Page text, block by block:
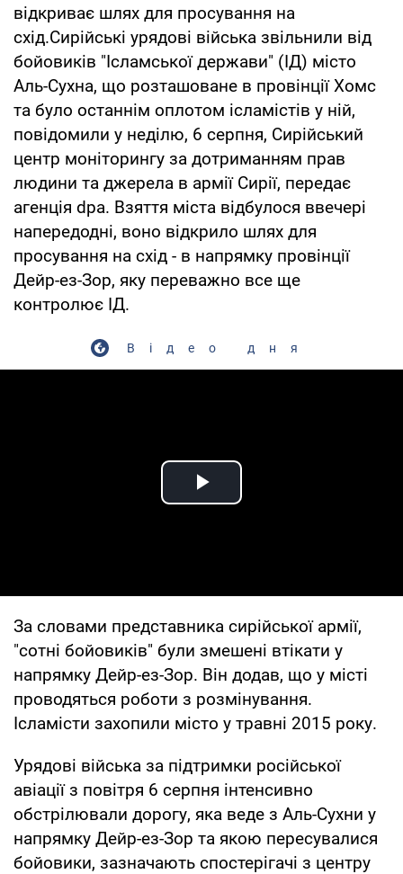
відкриває шлях для просування на
схід.Сирійські урядові війська звільнили від
бойовиків "Ісламської держави" (ІД) місто
Аль-Сухна, що розташоване в провінції Хомс
та було останнім оплотом ісламістів у ній,
повідомили у неділю, 6 серпня, Сирійський
центр моніторингу за дотриманням прав
людини та джерела в армії Сирії, передає
агенція dpa. Взяття міста відбулося ввечері
напередодні, воно відкрило шлях для
просування на схід - в напрямку провінції
Дейр-ез-Зор, яку переважно все ще
контролює ІД.
Відео дня
Play Video
За словами представника сирійської армії,
"сотні бойовиків" були змешені втікати у
напрямку Дейр-ез-Зор. Він додав, що у місті
проводяться роботи з розмінування.
Ісламісти захопили місто у травні 2015 року.
Урядові війська за підтримки російської
авіації з повітря 6 серпня інтенсивно
обстрілювали дорогу, яка веде з Аль-Сухни у
напрямку Дейр-ез-Зор та якою пересувалися
бойовики, зазначають спостерігачі з центру